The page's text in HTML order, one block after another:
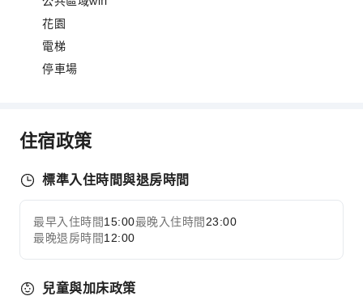
花園
電梯
停車場
住宿政策
標準入住時間與退房時間
最早入住時間15:00最晚入住時間 23:00
最晚退房時間12:00
兒童與加床政策